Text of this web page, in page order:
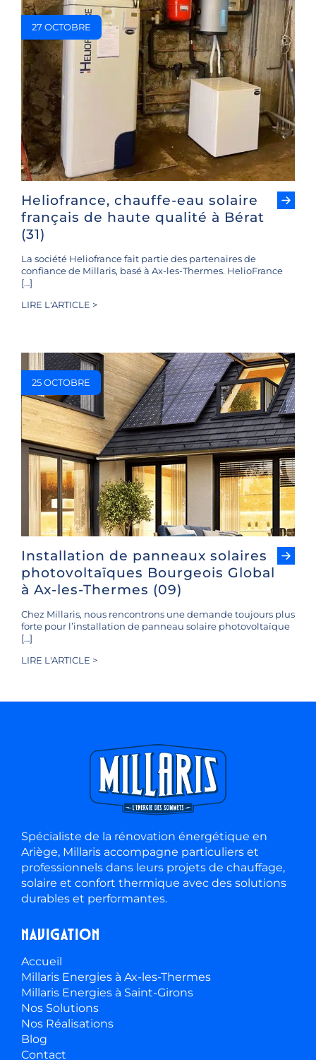
27 OCTOBRE
Heliofrance, chauffe-eau solaire
français de haute qualité à Bérat
(31)
La société Heliofrance fait partie des partenaires de
confiance de Millaris, basé à Ax-les-Thermes. HelioFrance
[…]
LIRE L'ARTICLE >
25 OCTOBRE
Installation de panneaux solaires
photovoltaïques Bourgeois Global
à Ax-les-Thermes (09)
Chez Millaris, nous rencontrons une demande toujours plus
forte pour l’installation de panneau solaire photovoltaïque
[…]
LIRE L'ARTICLE >
Spécialiste de la rénovation énergétique en
Ariège, Millaris accompagne particuliers et
professionnels dans leurs projets de chauffage,
solaire et confort thermique avec des solutions
durables et performantes.
Navigation
Accueil
Millaris Energies à Ax-les-Thermes
Millaris Energies à Saint-Girons
Nos Solutions
Nos Réalisations
Blog
Contact